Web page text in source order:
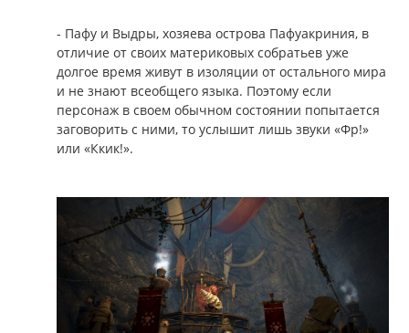
- Пафу и Выдры, хозяева острова Пафуакриния, в
отличие от своих материковых собратьев уже
долгое время живут в изоляции от остального мира
и не знают всеобщего языка. Поэтому если
персонаж в своем обычном состоянии попытается
заговорить с ними, то услышит лишь звуки «Фр!»
или «Ккик!».